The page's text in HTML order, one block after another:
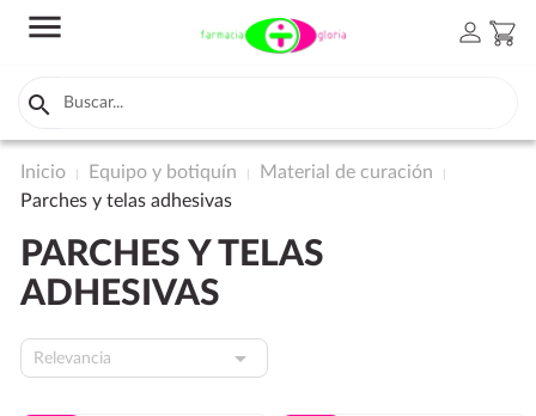
menu person shopping_cart

Inicio Equipo y botiquín
Material de curación
Parches y telas adhesivas
PARCHES Y TELAS
ADHESIVAS
Relevancia 